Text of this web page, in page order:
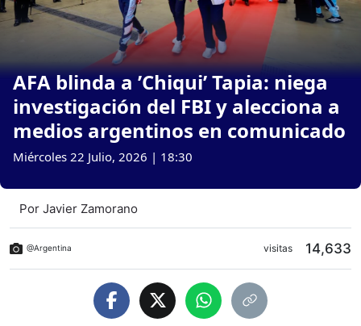
AFA blinda a ’Chiqui’ Tapia: niega
investigación del FBI y alecciona a
medios argentinos en comunicado
Miércoles 22 Julio, 2026 | 18:30
Por Javier Zamorano
@Argentina visitas 14,633